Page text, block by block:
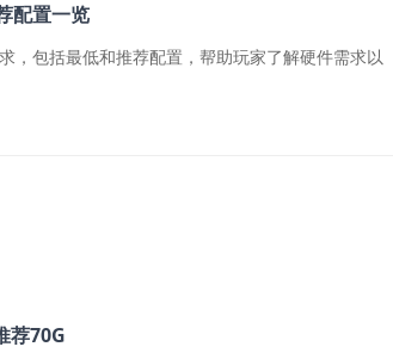
配置一览
，包括最低和推荐配置，帮助玩家了解硬件需求以
荐70G